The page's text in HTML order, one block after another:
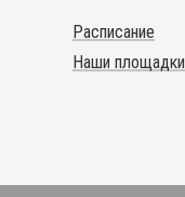
Расписание
Наши площадки